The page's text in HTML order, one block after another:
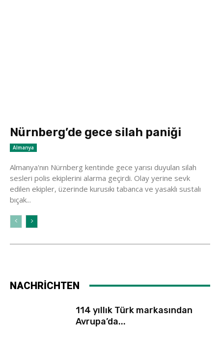
Nürnberg’de gece silah paniği
Almanya
Almanya'nın Nürnberg kentinde gece yarısı duyulan silah
sesleri polis ekiplerini alarma geçirdi. Olay yerine sevk
edilen ekipler, üzerinde kurusıkı tabanca ve yasaklı sustalı
bıçak...
NACHRİCHTEN
114 yıllık Türk markasından
Avrupa’da...